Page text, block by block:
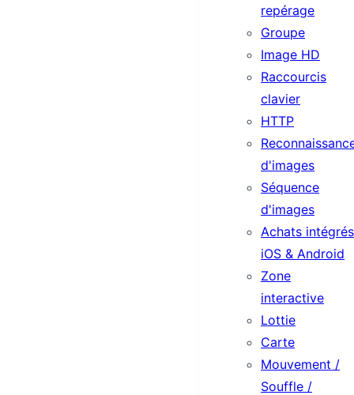
repérage
Groupe
Image HD
Raccourcis
clavier
HTTP
d'images
Séquence
d'images
Achats intégrés
iOS & Android
Zone
interactive
Lottie
Carte
Mouvement /
Souffle /